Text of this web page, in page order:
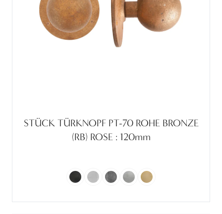
STÜCK TÜRKNOPF PT-70 ROHE BRONZE
(RB) ROSE : 120mm